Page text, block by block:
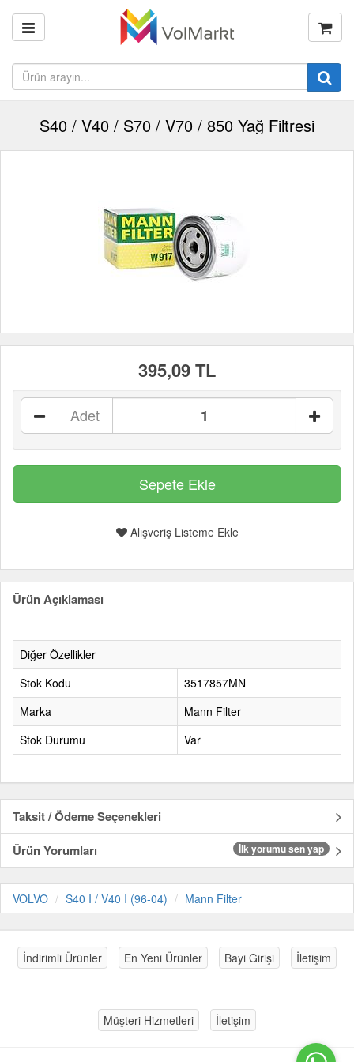
S40 / V40 / S70 / V70 / 850 Yağ Filtresi
395,09 TL
Adet
Alışveriş Listeme Ekle
Ürün Açıklaması
Diğer Özellikler
Stok Kodu
3517857MN
Marka
Mann Filter
Stok Durumu
Var
Taksit / Ödeme Seçenekleri
Ürün Yorumları
İlk yorumu sen yap
VOLVO S40 I / V40 I (96-04) Mann Filter
İndirimli Ürünler En Yeni Ürünler Bayi Girişi İletişim
Müşteri Hizmetleri İletişim